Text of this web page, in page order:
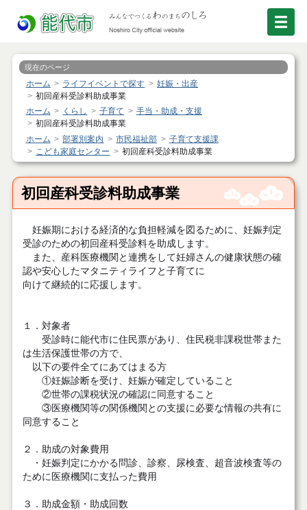
現在のページ
ホーム ライフイベントで探す
妊娠・出産
初回産科受診料助成事業
ホーム
くらし 子育て
手当・助成・支援
初回産科受診料助成事業
ホーム
部署別案内 市民福祉部
子育て支援課
こども家庭センター
初回産科受診料助成事業
初回産科受診料助成事業
妊娠期における経済的な負担軽減を図るために、妊娠判定
受診のための初回産科受診料を助成します。
また、産科医療機関と連携をして妊婦さんの健康状態の確
認や安心したマタニティライフと子育てに
向けて継続的に応援します。
１．対象者
受診時に能代市に住民票があり、住民税非課税世帯また
は生活保護世帯の方で、
以下の要件全てにあてはまる方
①妊娠診断を受け、妊娠が確定していること
②世帯の課税状況の確認に同意すること
③医療機関等の関係機関との支援に必要な情報の共有に
同意すること
２．助成の対象費用
・妊娠判定にかかる問診、診察、尿検査、超音波検査等の
ために医療機関に支払った費用
３．助成金額・助成回数